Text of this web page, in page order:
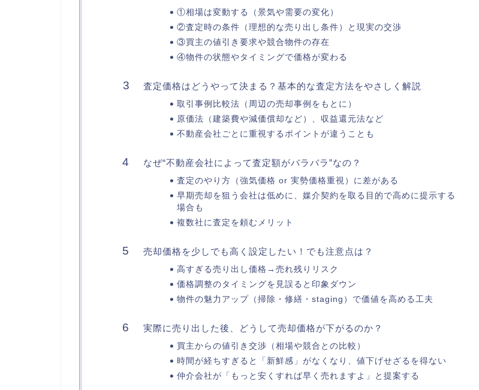
①相場は変動する（景気や需要の変化）
②査定時の条件（理想的な売り出し条件）と現実の交渉
③買主の値引き要求や競合物件の存在
④物件の状態やタイミングで価格が変わる
査定価格はどうやって決まる？基本的な査定方法をやさしく解説
取引事例比較法（周辺の売却事例をもとに）
原価法（建築費や減価償却など）、収益還元法など
不動産会社ごとに重視するポイントが違うことも
なぜ“不動産会社によって査定額がバラバラ”なの？
査定のやり方（強気価格 or 実勢価格重視）に差がある
早期売却を狙う会社は低めに、媒介契約を取る目的で高めに提示する
場合も
複数社に査定を頼むメリット
売却価格を少しでも高く設定したい！でも注意点は？
高すぎる売り出し価格→売れ残りリスク
価格調整のタイミングを見誤ると印象ダウン
物件の魅力アップ（掃除・修繕・staging）で価値を高める工夫
実際に売り出した後、どうして売却価格が下がるのか？
買主からの値引き交渉（相場や競合との比較）
時間が経ちすぎると「新鮮感」がなくなり、値下げせざるを得ない
仲介会社が「もっと安くすれば早く売れますよ」と提案する